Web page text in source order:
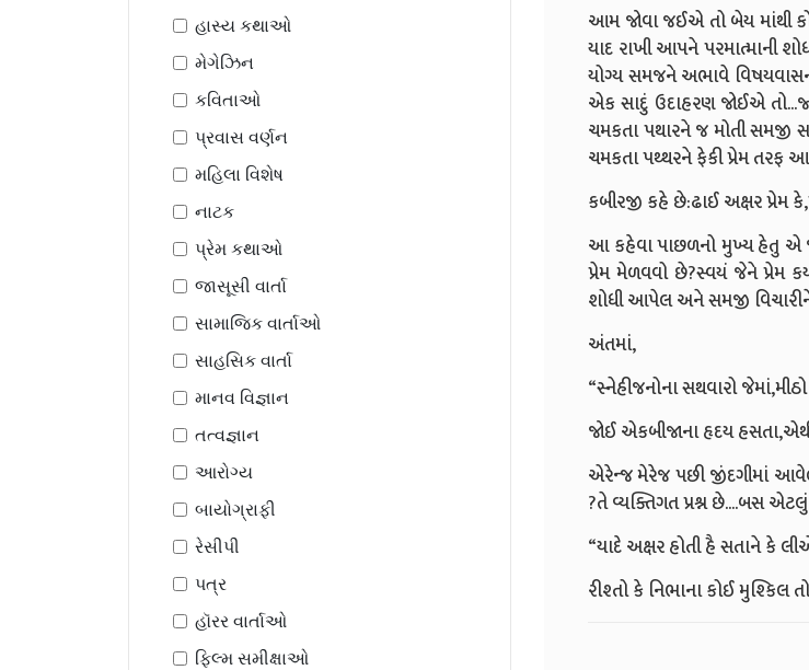
હાસ્ય કથાઓ
મેગેઝિન
કવિતાઓ
પ્રવાસ વર્ણન
મહિલા વિશેષ
નાટક
પ્રેમ કથાઓ
જાસૂસી વાર્તા
સામાજિક વાર્તાઓ
સાહસિક વાર્તા
માનવ વિજ્ઞાન
તત્વજ્ઞાન
આરોગ્ય
બાયોગ્રાફી
રેસીપી
પત્ર
હૉરર વાર્તાઓ
ફિલ્મ સમીક્ષાઓ
આમ જોવા જઈએ તો બેય માંથી
યાદ રાખી આપને પરમાત્માની
યોગ્ય સમજને અભાવે
એક સાદું ઉદાહરણ જોઈએ
ચમકતા પથારને જ મોતી સમજી
ચમકતા પથ્થરને ફેકી પ્રેમ તરફ
કબીરજી કહે છે:ઢાઈ અક્ષર પ્રેમ
આ કહેવા પાછળનો મુખ્ય હેતુ એ
પ્રેમ મેળવવો છે?સ્વયં જેને પ્રેમ
શોધી આપેલ અને સમજી
અંતમાં,
“સ્નેહીજનોના સથવારો
જોઈ એકબીજાના હૃદય
એરેન્જ મેરેજ પછી જીંદગીમાં આવેલ
?તે વ્યક્તિગત પ્રશ્ન છે....બસ
“યાદે અક્ષર હોતી હૈ સતાને કે
રીશ્તો કે નિભાના કોઈ મુશ્કિલ